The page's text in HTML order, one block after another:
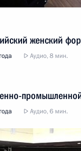
женский
Аудио, 8 мин.
Аудио, 6 мин.